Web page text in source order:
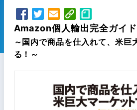
Amazon個人輸出完全ガイド
～国内で商品を仕入れて、米巨
る！～